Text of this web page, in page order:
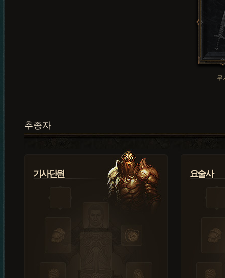
무
추종자
기사단원 요술사